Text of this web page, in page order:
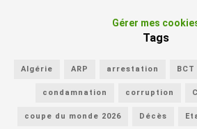
Gérer mes
Tags
Algérie ARP arrestation BCT
condamnation corruption
coupe du monde 2026 Décès